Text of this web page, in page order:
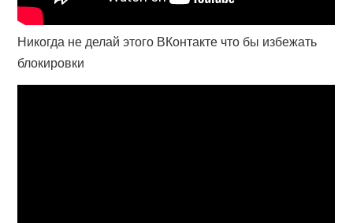
Никогда не делай этого ВКонтакте что бы избежать
блокировки